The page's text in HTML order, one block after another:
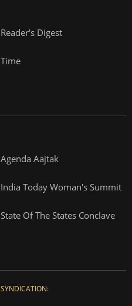
Reader's Digest
Time
Agenda Aajtak
India Today Woman's Summit
State Of The States Conclave
SYNDICATION: